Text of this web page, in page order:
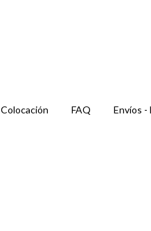
Colocación FAQ Envíos -